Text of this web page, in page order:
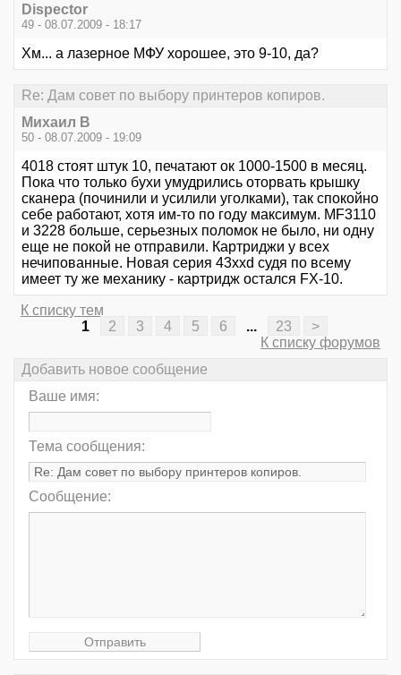
Dispector
49 - 08.07.2009 - 18:17
Хм... а лазерное МФУ хорошее, это 9-10, да?
Re: Дам совет по выбору принтеров копиров.
Михаил В
50 - 08.07.2009 - 19:09
4018 стоят штук 10, печатают ок 1000-1500 в месяц.
Пока что только бухи умудрились оторвать крышку
сканера (починили и усилили уголками), так спокойно
себе работают, хотя им-то по году максимум. MF3110
и 3228 больше, серьезных поломок не было, ни одну
еще не покой не отправили. Картриджи у всех
нечипованные. Новая серия 43xxd судя по всему
имеет ту же механику - картридж остался FX-10.
К списку тем
1
2 3 4 5 6 ... 23
>
К списку форумов
Добавить новое сообщение
Ваше имя:
Тема сообщения:
Сообщение: